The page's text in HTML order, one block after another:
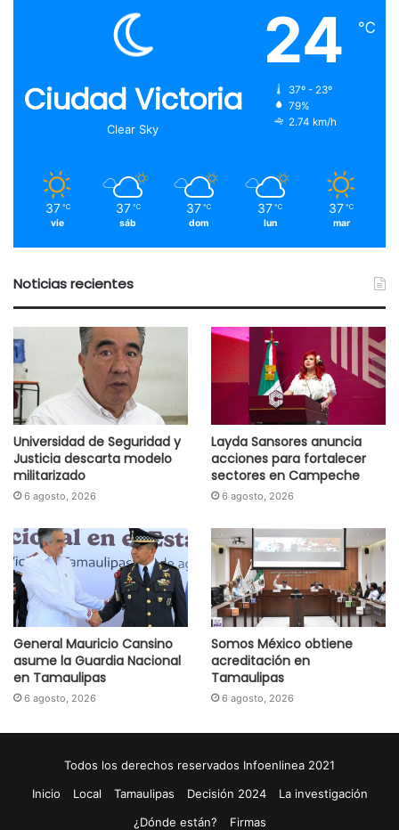
Ciudad Victoria
Clear Sky
24 ℃
37º - 23º
79%
2.74 km/h
37 ℃
vie
37 ℃
sáb
37 ℃
dom
37 ℃
lun
37 ℃
mar
Noticias recientes
Universidad de Seguridad y
Justicia descarta modelo
militarizado
6 agosto, 2026
Layda Sansores anuncia
acciones para fortalecer
sectores en Campeche
6 agosto, 2026
General Mauricio Cansino
asume la Guardia Nacional
en Tamaulipas
6 agosto, 2026
Somos México obtiene
acreditación en
Tamaulipas
6 agosto, 2026
Todos los derechos reservados Infoenlinea 2021
Inicio
Local Tamaulipas Decisión 2024
La investigación
¿Dónde están?
Firmas